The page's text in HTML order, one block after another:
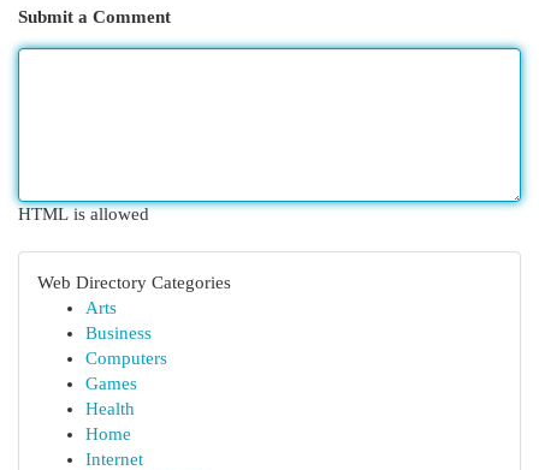
Submit a Comment
HTML is allowed
Web Directory Categories
Arts
Business
Computers
Games
Health
Home
Internet